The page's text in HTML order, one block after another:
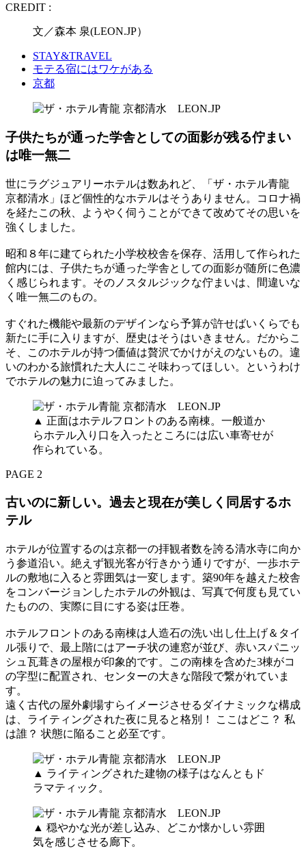
CREDIT :
文／森本 泉(LEON.JP）
STAY&TRAVEL
モテる宿にはワケがある
京都
子供たちが通った学舎としての面影が残る佇まい
は唯一無二
世にラグジュアリーホテルは数あれど、「ザ・ホテル青龍
京都清水」ほど個性的なホテルはそうありません。コロナ禍
を経たこの秋、ようやく伺うことができて改めてその思いを
強くしました。
昭和８年に建てられた小学校校舎を保存、活用して作られた
館内には、子供たちが通った学舎としての面影が随所に色濃
く感じられます。そのノスタルジックな佇まいは、間違いな
く唯一無二のもの。
すぐれた機能や最新のデザインなら予算が許せばいくらでも
新たに手に入りますが、歴史はそうはいきません。だからこ
そ、このホテルが持つ価値は贅沢でかけがえのないもの。違
いのわかる旅慣れた大人にこそ味わってほしい。というわけ
でホテルの魅力に迫ってみました。
▲ 正面はホテルフロントのある南棟。一般道か
らホテル入り口を入ったところには広い車寄せが
作られている。
PAGE 2
古いのに新しい。過去と現在が美しく同居するホ
テル
ホテルが位置するのは京都一の拝観者数を誇る清水寺に向か
う参道沿い。絶えず観光客が行きかう通りですが、一歩ホテ
ルの敷地に入ると雰囲気は一変します。築90年を越えた校舎
をコンバージョンしたホテルの外観は、写真で何度も見てい
たものの、実際に目にする姿は圧巻。
ホテルフロントのある南棟は人造石の洗い出し仕上げ＆タイ
ル張りで、最上階にはアーチ状の連窓が並び、赤いスパニッ
シュ瓦葺きの屋根が印象的です。この南棟を含めた3棟がコ
の字型に配置され、センターの大きな階段で繋がれていま
す。
遠く古代の屋外劇場すらイメージさせるダイナミックな構成
は、ライティングされた夜に見ると格別！ ここはどこ？ 私
は誰？ 状態に陥ること必至です。
▲ ライティングされた建物の様子はなんともド
ラマティック。
▲ 穏やかな光が差し込み、どこか懐かしい雰囲
気を感じさせる廊下。